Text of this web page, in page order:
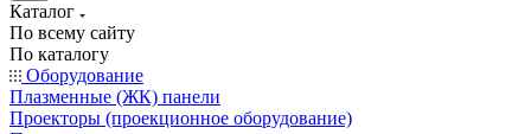
Каталог
По всему сайту
По каталогу
Оборудование
Плазменные (ЖК) панели
Проекторы (проекционное оборудование)